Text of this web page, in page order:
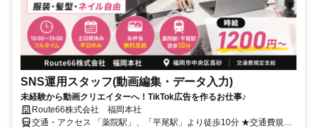
SNS運用スタッフ(動画編集・データ入力)
未経験から動画クリエイターへ！TikTok広告を作るお仕事♪
Route66株式会社 福岡本社
交通・アクセス 「薬院駅」、「平尾駅」より徒歩10分 ★交通費規定